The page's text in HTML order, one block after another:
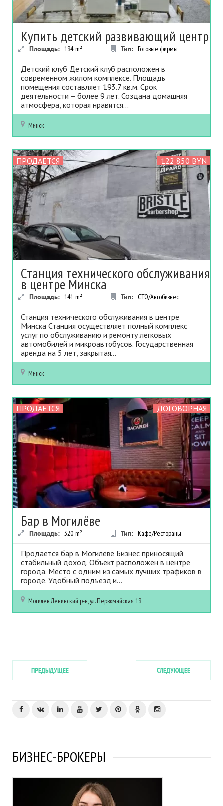
Купить детский развивающий центр
Площадь: 194 m² Тип: Готовые фирмы
Детский клуб Детский клуб расположен в
современном жилом комплексе. Площадь
помещения составляет 193.7 кв.м. Срок
деятельности – более 9 лет. Создана домашняя
атмосфера, которая нравится...
Минск
ПРОДАЕТСЯ 122 850 BYN
Станция технического обслуживания
в центре Минска
Площадь: 141 m² Тип: СТО/Автобизнес
Станция технического обслуживания в центре
Минска Станция осуществляет полный комплекс
услуг по обслуживанию и ремонту легковых
автомобилей и микроавтобусов. Государственная
аренда на 5 лет, закрытая...
Минск
ПРОДАЕТСЯ ДОГОВОРНАЯ
Бар в Могилёве
Площадь: 320 m² Тип: Кафе/Рестораны
Продается бар в Могилёве Бизнес приносящий
стабильный доход. Объект расположен в центре
города. Место с одним из самых лучших трафиков в
городе. Удобный подъезд и...
МогилевЛенинский р-н, ул. Первомайская 19
ПРЕДЫДУЩЕЕ СЛЕДУЮЩЕЕ
БИЗНЕС-БРОКЕРЫ